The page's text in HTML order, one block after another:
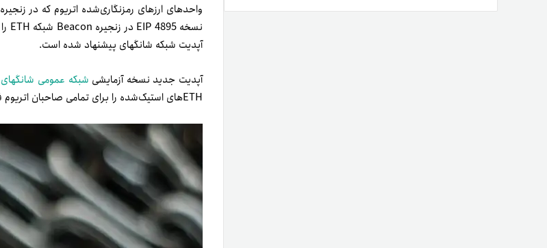
آپدیت شبکه شانگهای پیشنهاد شده است.
آپدیت جدید نسخه آزمایشی شبکه عمومی شانگهای
ETHهای استیک‌شده را برای تمامی صاحبان اتریوم فراهم می‌کند.